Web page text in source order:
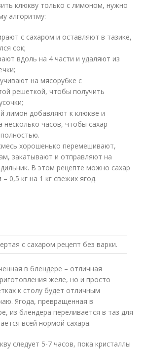
клюкву только с лимоном, нужно
алгоритму:
с сахаром и оставляют в тазике,
сок;
вдоль на 4 части и удаляют из
на мясорубке с
решеткой, чтобы получить
лимон добавляют к клюкве и
несколько часов, чтобы сахар
хорошенько перемешивают,
закатывают и отправляют на
В этом рецепте можно сахар
0,5 кг на 1 кг свежих ягод.
в блендере – отличная
желе, но и просто
к столу будет отличным
Ягода, превращенная в
из блендера переливается в таз для
всей нормой сахара.
следует 5-7 часов, пока кристаллы